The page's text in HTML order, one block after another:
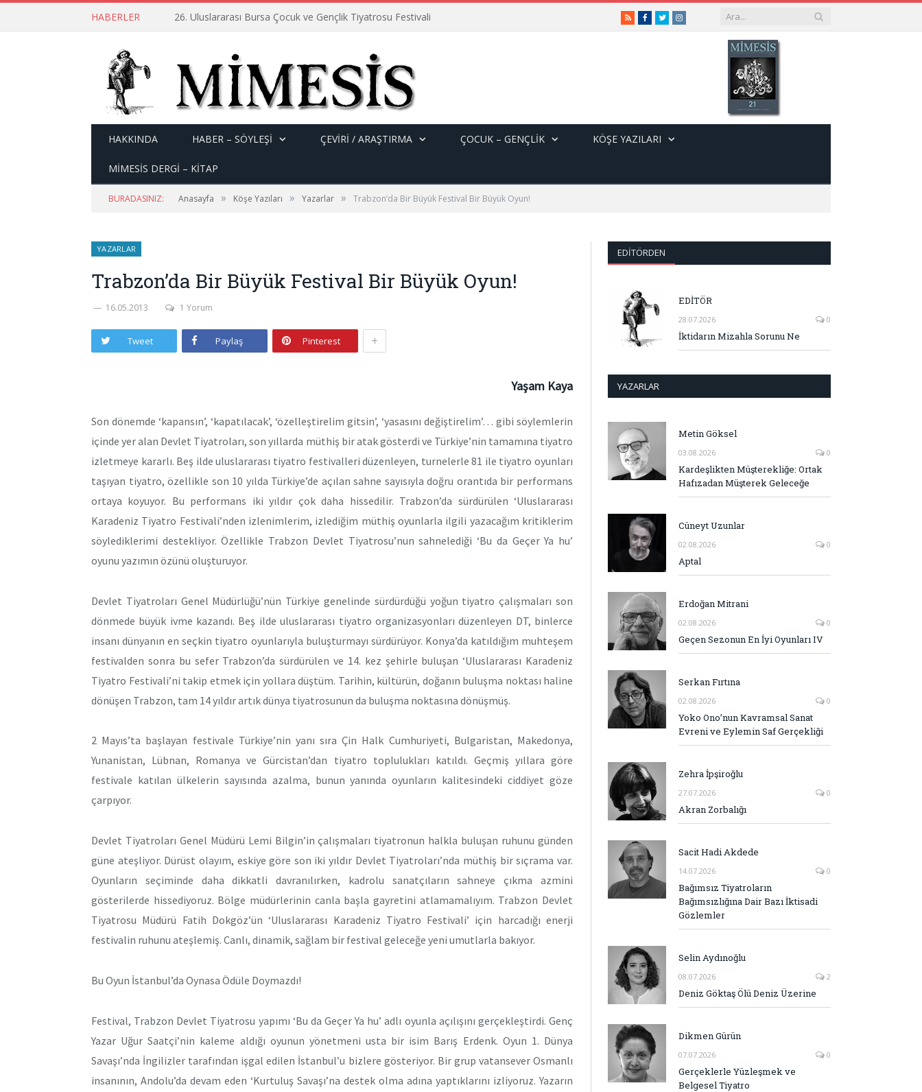
HABERLER 26. Uluslararası Bursa Çocuk ve Gençlik Tiyatrosu Festivali RSSFacebook
TwitterInstagram
HAKKINDA HABER – SÖYLEŞI ÇEVİRİ / ARAŞTIRMA ÇOCUK – GENÇLIK KÖŞE YAZILARI
MİMESİS DERGİ – KİTAP
BURADASINIZ: Anasayfa » Köşe Yazıları » Yazarlar » Trabzon’da Bir Büyük Festival Bir Büyük Oyun!
YAZARLAR
Trabzon’da Bir Büyük Festival Bir Büyük Oyun!
16.05.2013 1 Yorum
Tweet Paylaş Pinterest +
Yaşam Kaya
Son dönemde ‘kapansın’, ‘kapatılacak’, ‘özelleştirelim gitsin’, ‘yasasını değiştirelim’… gibi söylemlerin
içinde yer alan Devlet Tiyatroları, son yıllarda müthiş bir atak gösterdi ve Türkiye’nin tamamına tiyatro
izletmeye kararlı. Beş ilde uluslararası tiyatro festivalleri düzenleyen, turnelerle 81 ile tiyatro oyunları
taşıyan tiyatro, özellikle son 10 yılda Türkiye’de açılan sahne sayısıyla doğru orantıda bir performans
ortaya koyuyor. Bu performans iki yıldır çok daha hissedilir. Trabzon’da sürdürülen ‘Uluslararası
Karadeniz Tiyatro Festivali’nden izlenimlerim, izlediğim müthiş oyunlarla ilgili yazacağım kritiklerim
söylediklerimi destekliyor. Özellikle Trabzon Devlet Tiyatrosu’nun sahnelediği ‘Bu da Geçer Ya hu’
oyunu yazımın özünü oluşturuyor.
Devlet Tiyatroları Genel Müdürlüğü’nün Türkiye genelinde sürdürdüğü yoğun tiyatro çalışmaları son
dönmede büyük ivme kazandı. Beş ilde uluslararası tiyatro organizasyonları düzenleyen DT, binlerce
insanı dünyanın en seçkin tiyatro oyunlarıyla buluşturmayı sürdürüyor. Konya’da katıldığım muhteşem
festivalden sonra bu sefer Trabzon’da sürdürülen ve 14. kez şehirle buluşan ‘Uluslararası Karadeniz
Tiyatro Festivali’ni takip etmek için yollara düştüm. Tarihin, kültürün, doğanın buluşma noktası haline
dönüşen Trabzon, tam 14 yıldır artık dünya tiyatrosunun da buluşma noktasına dönüşmüş.
2 Mayıs’ta başlayan festivale Türkiye’nin yanı sıra Çin Halk Cumhuriyeti, Bulgaristan, Makedonya,
Yunanistan, Lübnan, Romanya ve Gürcistan’dan tiyatro toplulukları katıldı. Geçmiş yıllara göre
festivale katılan ülkelerin sayısında azalma, bunun yanında oyunların kalitesindeki ciddiyet göze
çarpıyor.
Devlet Tiyatroları Genel Müdürü Lemi Bilgin’in çalışmaları tiyatronun halkla buluşan ruhunu günden
güne ateşliyor. Dürüst olayım, eskiye göre son iki yıldır Devlet Tiyatroları’nda müthiş bir sıçrama var.
Oyunların seçiminde daha dikkatli davranılırken, kadrolu sanatçıların sahneye çıkma azmini
gösterilerde hissediyoruz. Bölge müdürlerinin canla başla gayretini atlamamalıyım. Trabzon Devlet
Tiyatrosu Müdürü Fatih Dokgöz’ün ‘Uluslararası Karadeniz Tiyatro Festivali’ için harcadığı enerji
festivalin ruhunu ateşlemiş. Canlı, dinamik, sağlam bir festival geleceğe yeni umutlarla bakıyor.
Bu Oyun İstanbul’da Oynasa Ödüle Doymazdı!
Festival, Trabzon Devlet Tiyatrosu yapımı ‘Bu da Geçer Ya hu’ adlı oyunla açılışını gerçekleştirdi. Genç
Yazar Uğur Saatçi’nin kaleme aldığı oyunun yönetmeni usta bir isim Barış Erdenk. Oyun 1. Dünya
Savaşı’nda İngilizler tarafından işgal edilen İstanbul’u bizlere gösteriyor. Bir grup vatansever Osmanlı
insanının, Andolu’da devam eden ‘Kurtuluş Savaşı’na destek olma adına yaptıklarını izliyoruz. Yazarın
EDITÖRDEN
EDİTÖR
28.07.2026 0
İktidarın Mizahla Sorunu Ne
YAZARLAR
Metin Göksel
03.08.2026 0
Kardeşlikten Müşterekliğe: Ortak
Hafızadan Müşterek Geleceğe
Cüneyt Uzunlar
02.08.2026 0
Aptal
Erdoğan Mitrani
02.08.2026 0
Geçen Sezonun En İyi Oyunları IV
Serkan Fırtına
02.08.2026 0
Yoko Ono’nun Kavramsal Sanat
Evreni ve Eylemin Saf Gerçekliği
Zehra İpşiroğlu
27.07.2026 0
Akran Zorbalığı
Sacit Hadi Akdede
14.07.2026 0
Bağımsız Tiyatroların
Bağımsızlığına Dair Bazı İktisadi
Gözlemler
Selin Aydınoğlu
08.07.2026 2
Deniz Göktaş Ölü Deniz Üzerine
Dikmen Gürün
07.07.2026 0
Gerçeklerle Yüzleşmek ve
Belgesel Tiyatro